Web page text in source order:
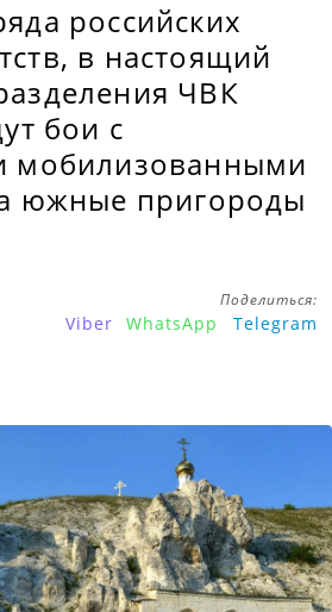
российских
в настоящий
ЧВК
бои с
мобилизованными
южные пригороды
Поделиться:
Viber WhatsApp Telegram